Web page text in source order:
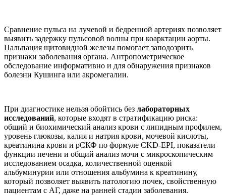
Сравнение пульса на лучевой и бедренной артериях позволяет
выявить задержку пульсовой волны при коарктации аорты.
Пальпация щитовидной железы помогает заподозрить
признаки заболевания органа. Антропометрическое
обследование информативно и для обнаружения признаков
болезни Кушинга или акромегалии.
При диагностике нельзя обойтись без лабораторных
исследований, которые входят в стратификацию риска:
общий и биохимический анализ крови с липидным профилем,
уровень глюкозы, калия и натрия крови, мочевой кислоты,
креатинина крови и рСКФ по формуле СKD-EPI, показатели
функции печени и общий анализ мочи с микроскопическим
исследованием осадка, количественной оценкой
альбуминурии или отношения альбумина к креатинину,
который позволяет выявить патологию почек, свойственную
пациентам с АГ, даже на ранней стадии заболевания.